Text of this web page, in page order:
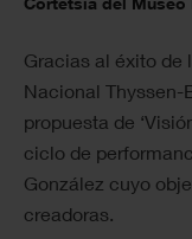
Gracias al éxito de
Nacional Thyssen-
propuesta de
ciclo de
González cuyo
creadoras.